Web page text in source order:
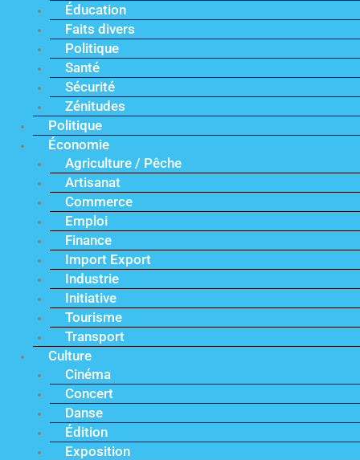
Éducation
Faits divers
Politique
Santé
Sécurité
Zénitudes
Politique
Économie
Agriculture / Pêche
Artisanat
Commerce
Emploi
Finance
Import Export
Industrie
Initiative
Tourisme
Transport
Culture
Cinéma
Concert
Danse
Édition
Exposition